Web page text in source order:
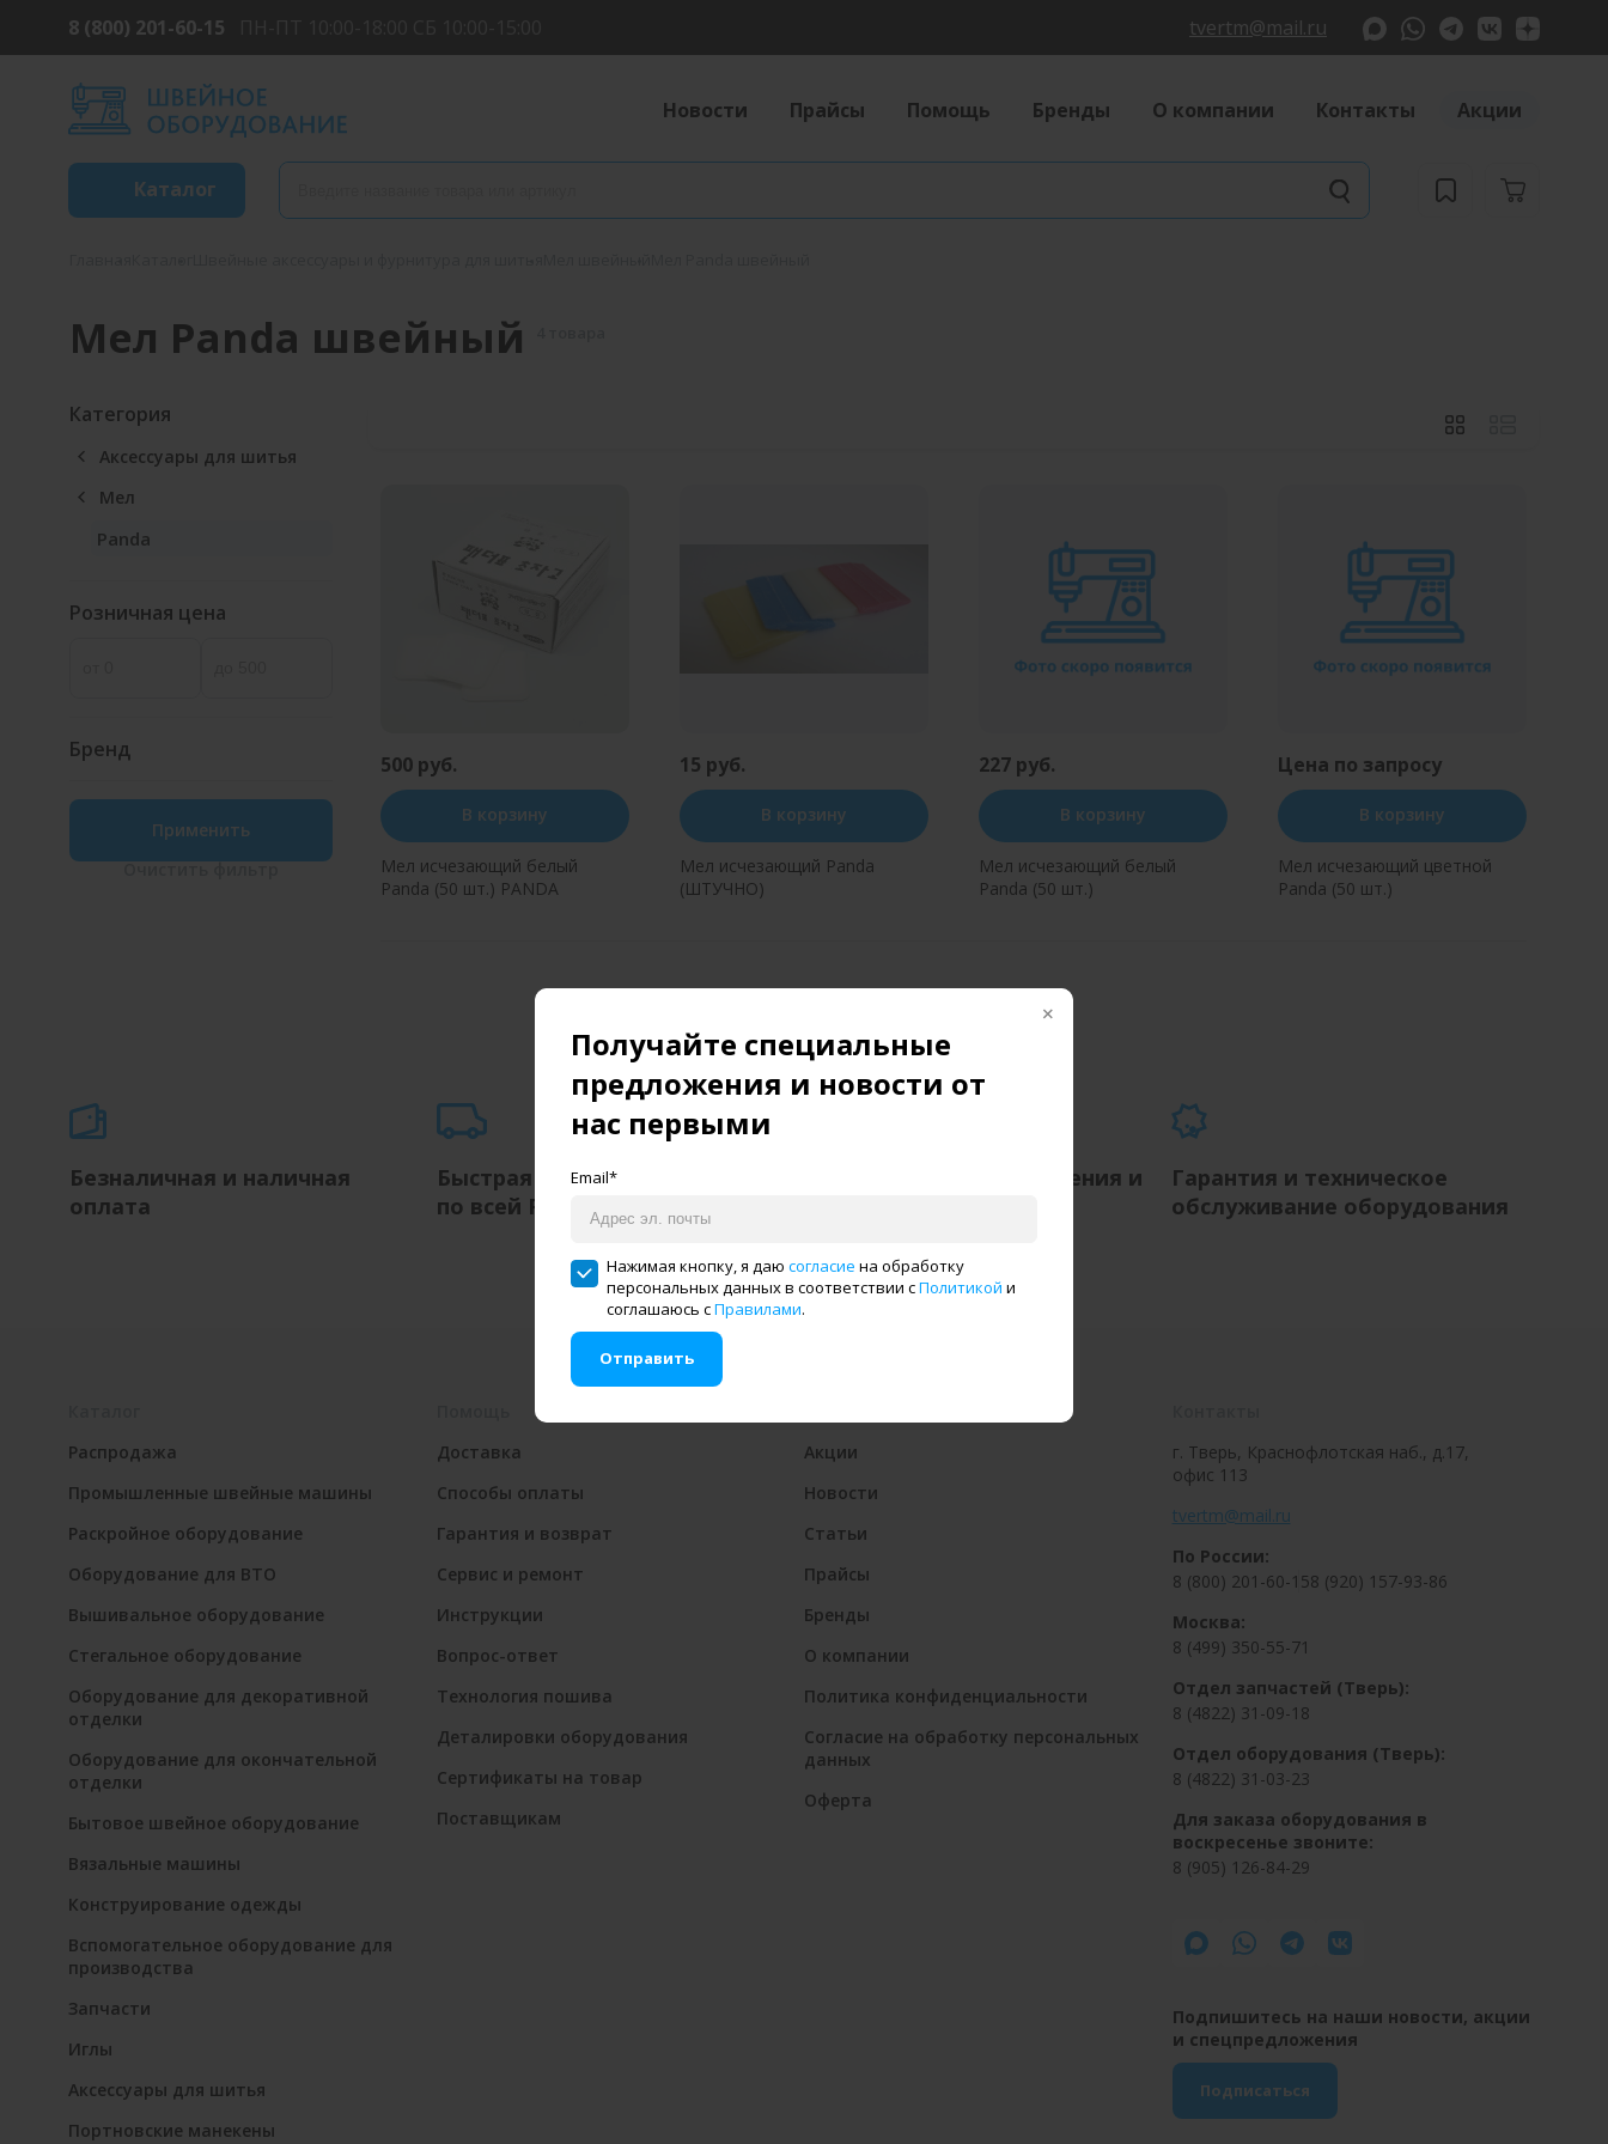
Получайте специальные
предложения и новости от
нас первыми
Email*
Нажимая кнопку, я даю согласие на обработку
персональных данных в соответствии сПолитикой и
соглашаюсь сПравилами.
Отправить
8 (800) 201-60-15 tvertm@mail.ru
Новости Прайсы Помощь Бренды О компании Контакты Акции
Каталог
Мел Panda швейный
Категория
Аксессуары для шитья
Мел
Panda
Розничная цена
Бренд
Применить
Очиститьфильтр
500 руб.
В корзину
Мел исчезающий белый
Panda (50 шт.) PANDA
15 руб.
В корзину
Мел исчезающий Panda
(ШТУЧНО)
227 руб.
В корзину
Мел исчезающий белый
Panda (50 шт.)
Цена по запросу
В корзину
Мел исчезающий цветной
Panda (50 шт.)
Безналичная и наличная
оплата
Быстрая отгрузка и доставка
по всей России
Специальные предложения и
Гарантия и техническое
обслуживание оборудования
Распродажа
Промышленные швейные машины
Раскройное оборудование
Оборудование для ВТО
Вышивальное оборудование
Стегальное оборудование
Оборудование для декоративной
отделки
Оборудование для окончательной
отделки
Бытовое швейное оборудование
Вязальные машины
Конструирование одежды
Вспомогательное оборудование для
производства
Запчасти
Иглы
Аксессуары для шитья
Портновские манекены
Доставка
Способы оплаты
Гарантия и возврат
Сервис и ремонт
Инструкции
Вопрос-ответ
Технология пошива
Деталировки оборудования
Сертификаты на товар
Поставщикам
Акции
Новости
Статьи
Прайсы
Бренды
О компании
Политика конфиденциальности
Согласие на обработку персональных
данных
Оферта
г. Тверь, Краснофлотская наб., д.17,
офис 113
tvertm@mail.ru
По России:
8 (800) 201-60-158 (920) 157-93-86
Москва:
8 (499) 350-55-71
Отдел запчастей (Тверь):
8 (4822) 31-09-18
Отдел оборудования (Тверь):
8 (4822) 31-03-23
Для заказа оборудования в
воскресенье звоните:
8 (905) 126-84-29
Подпишитесь на наши новости, акции
и спецпредложения
Подписаться